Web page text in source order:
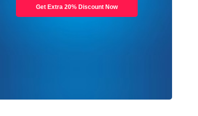
Get Extra 20% Discount Now